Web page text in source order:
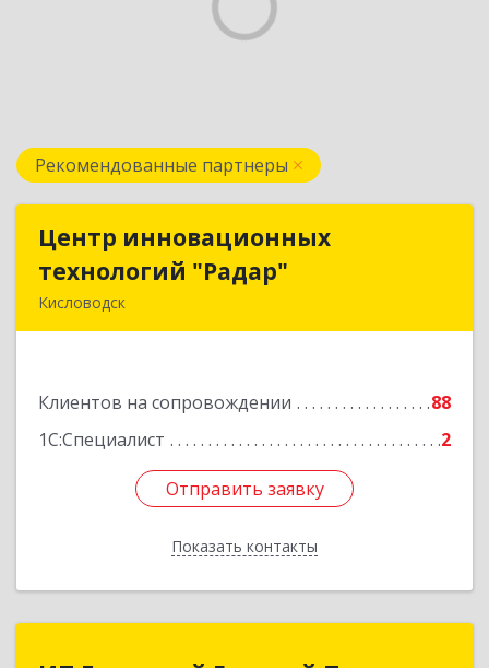
Рекомендованные партнеры
Центр инновационных
технологий "Радар"
Кисловодск
Клиентов на сопровождении
88
1С:Специалист
2
Отправить заявку
Показать контакты
Центр инновационных
технологий "Радар"
Подробнее
Отправить заявку
Назад
ИП Бережной Евгений Павлович